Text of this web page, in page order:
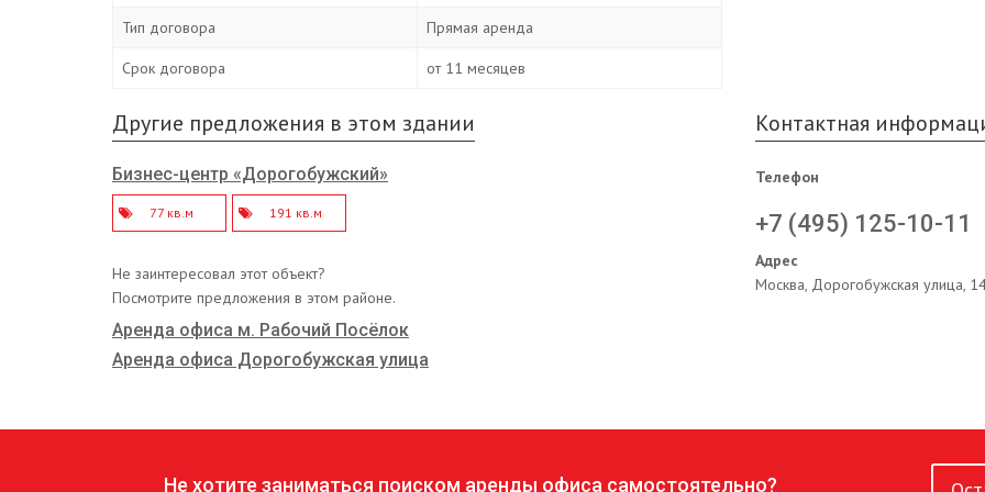
Тип договора Прямая аренда
Срок договора от 11 месяцев
Другие предложения в этом здании
Бизнес-центр «Дорогобужский»
77 кв.м 191 кв.м
Не заинтересовал этот объект?
Посмотрите предложения в этом районе.
Аренда офиса м. Рабочий Посёлок
Аренда офиса Дорогобужская улица
Контактная
Телефон
+7 (495) 125-10-11
Адрес
Москва, Дорогобужская улица,
Не хотите заниматься поиском аренды офиса самостоятельно?